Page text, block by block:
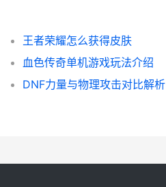
王者荣耀怎么获得皮肤
血色传奇单机游戏玩法介绍
DNF力量与物理攻击对比解析